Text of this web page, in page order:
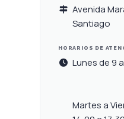
Avenida
Santiago
HORARIOS DE
Lunes de 9
Martes a